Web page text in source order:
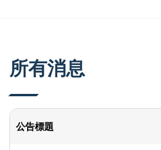
所有消息
公告標題